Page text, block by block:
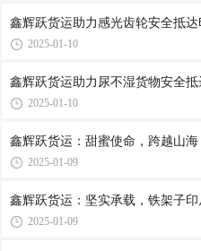
鑫辉跃货运助力感光齿轮安全抵
2025-01-10
鑫辉跃货运助力尿不湿货物安全
2025-01-10
鑫辉跃货运：甜蜜使命，跨越山
2025-01-09
鑫辉跃货运：坚实承载，铁架子
2025-01-09